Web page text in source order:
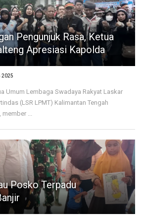
Pengunjuk Rasa, Ketua
Apresiasi Kapolda
2025
Umum Lembaga Swadaya Rakyat Laskar
(LSR LPMT) Kalimantan Tengah
...
Posko Terpadu